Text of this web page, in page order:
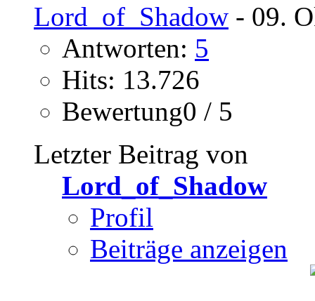
Lord_of_Shadow - 09.
Antworten: 5
Hits: 13.726
Bewertung0 / 5
Letzter Beitrag von
Lord_of_Shadow
Profil
Beiträge anzeigen